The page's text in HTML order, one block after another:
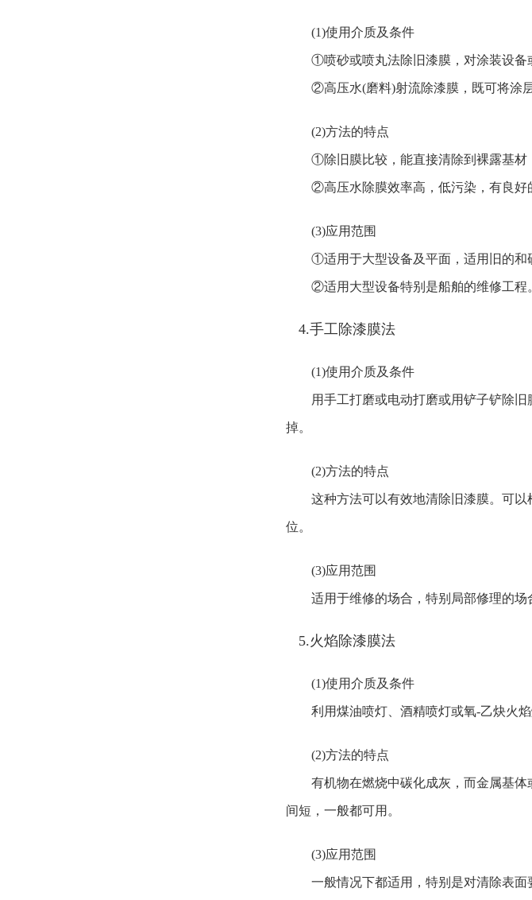
(1)使用介质及条件
①喷砂或喷丸法除旧漆膜，对涂装设备或
②高压水(磨料)射流除漆膜，既可将涂层
(2)方法的特点
①除旧膜比较，能直接清除到裸露基材，
②高压水除膜效率高，低污染，有良好
(3)应用范围
①适用于大型设备及平面，适用旧的和
②适用大型设备特别是船舶的维修工程
4.手工除漆膜法
(1)使用介质及条件
用手工打磨或电动打磨或用铲子铲除旧
掉。
(2)方法的特点
这种方法可以有效地清除旧漆膜。可以
位。
(3)应用范围
适用于维修的场合，特别局部修理的场
5.火焰除漆膜法
(1)使用介质及条件
利用煤油喷灯、酒精喷灯或氧-乙炔火焰
(2)方法的特点
有机物在燃烧中碳化成灰，而金属基体
间短，一般都可用。
(3)应用范围
一般情况下都适用，特别是对清除表面